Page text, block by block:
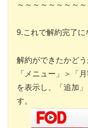
～～～～～～～～
9.これで解約完了に
解約ができたかど
「メニュー」＞「
を表示し、「追加
す。